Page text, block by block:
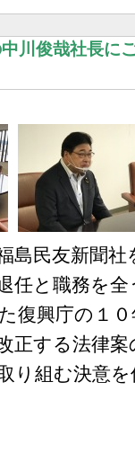
川俊哉社長に
島民友新聞
任と職務を
復興庁の１
正する法律
り組む決意